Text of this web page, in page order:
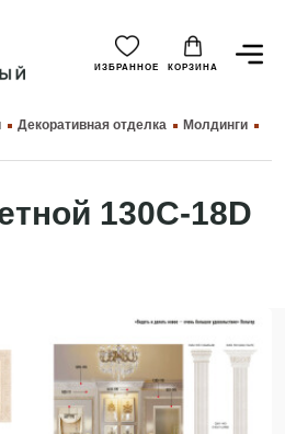
ИЗБРАННОЕ КОРЗИНА
Декоративная отделка
Молдинги
130C-18D